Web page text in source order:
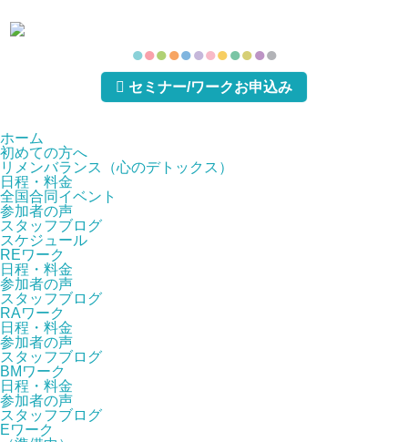
●●●●●●●●●●●●
セミナー/ワークお申込み
ホーム
初めての方へ
リメンバランス（心のデトックス）
日程・料金
全国合同イベント
参加者の声
スタッフブログ
スケジュール
REワーク
日程・料金
参加者の声
スタッフブログ
RAワーク
日程・料金
参加者の声
スタッフブログ
BMワーク
日程・料金
参加者の声
スタッフブログ
Eワーク